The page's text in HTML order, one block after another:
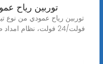
توربين رياح عمودي
فولت/24 فولت، نظام